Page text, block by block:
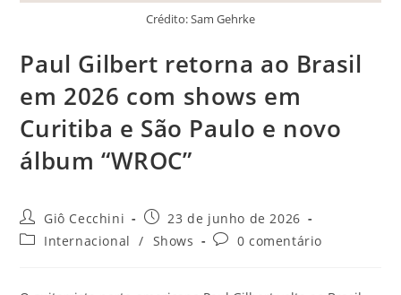
Crédito: Sam Gehrke
Paul Gilbert retorna ao Brasil
em 2026 com shows em
Curitiba e São Paulo e novo
álbum “WROC”
Autor
do
post:
Giô Cecchini
Post
publicado:
23 de junho de 2026
Categoria
Internacional / Shows
Comentários
0 comentário